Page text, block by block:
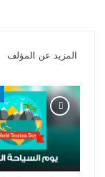
المزيد عن المؤلف